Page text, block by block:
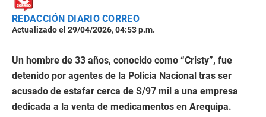
REDACCIÓN DIARIO CORREO
Actualizado el 29/04/2026, 04:53 p.m.
Un hombre de 33 años, conocido como “Cristy”, fue
detenido por agentes de la Policía Nacional tras ser
acusado de estafar cerca de S/97 mil a una empresa
dedicada a la venta de medicamentos en Arequipa.